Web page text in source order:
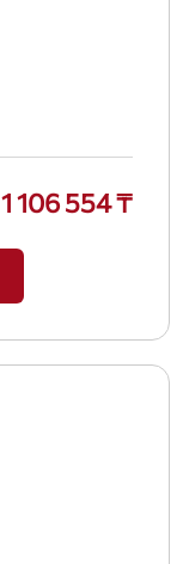
1 106 554 ₸